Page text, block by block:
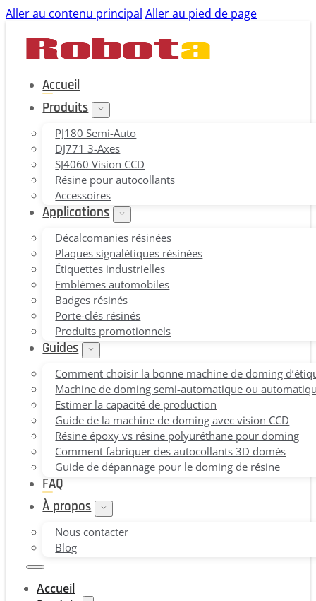
Aller au contenu principal Aller au pied de page
Accueil
Produits
PJ180 Semi-Auto
DJ771 3-Axes
SJ4060 Vision CCD
Résine pour autocollants
Accessoires
Applications
Décalcomanies résinées
Plaques signalétiques résinées
Étiquettes industrielles
Emblèmes automobiles
Badges résinés
Porte-clés résinés
Produits promotionnels
Guides
Comment choisir la bonne machine de doming
Machine de doming semi-automatique ou
Estimer la capacité de production
Guide de la machine de doming avec vision CCD
Résine époxy vs résine polyuréthane pour doming
Comment fabriquer des autocollants 3D domés
Guide de dépannage pour le doming de résine
FAQ
À propos
Nous contacter
Blog
Accueil